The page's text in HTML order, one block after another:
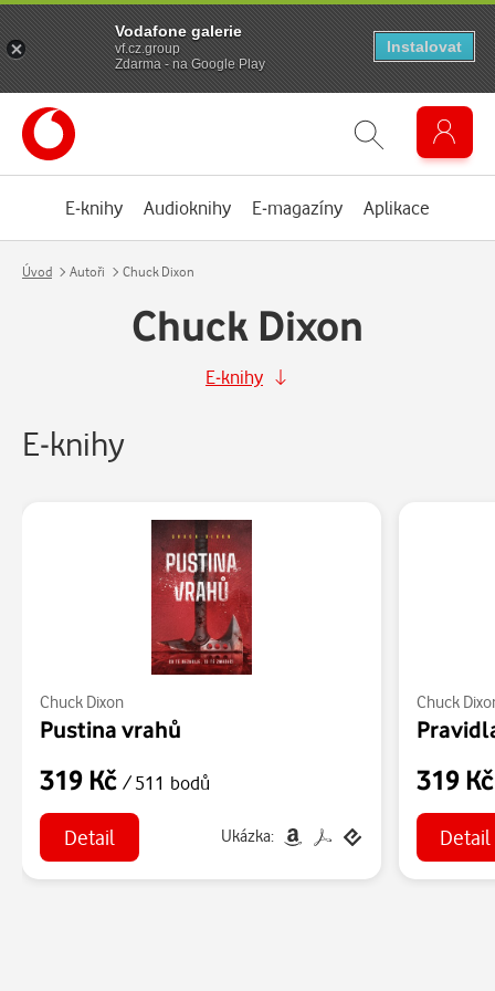
E-knihy Audioknihy E-magazíny Aplikace
Úvod Autoři Chuck Dixon
Chuck Dixon
E-knihy
E-knihy
Chuck Dixon
Pustina vrahů
319 Kč / 511 bodů
Detail Ukázka:
Chuck
319
Detail
Vodafone galerie
vf.cz.group
Zdarma - na Google Play
Instalovat